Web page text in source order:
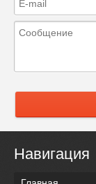
Навигация